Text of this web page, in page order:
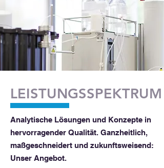
LEISTUNGSSPEKTRUM
Analytische Lösungen und Konzepte in
hervorragender Qualität. Ganzheitlich,
maßgeschneidert und zukunftsweisend:
Unser Angebot.